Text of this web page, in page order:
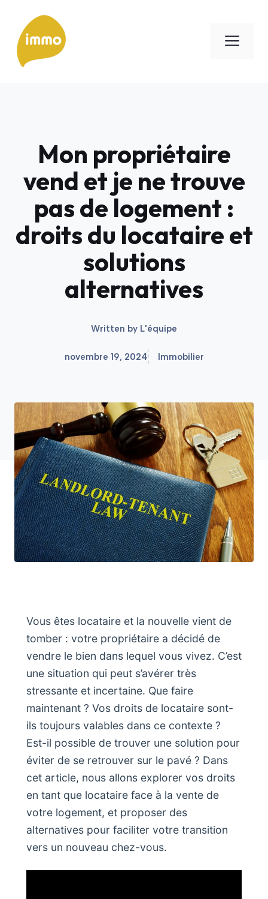
contenu
Mon propriétaire
vend et je ne trouve
pas de logement :
droits du locataire et
solutions
alternatives
Written by L'équipe
novembre 19, 2024 Immobilier
Vous êtes locataire et la nouvelle vient de
tomber : votre propriétaire a décidé de
vendre le bien dans lequel vous vivez. C’est
une situation qui peut s’avérer très
stressante et incertaine. Que faire
maintenant ? Vos droits de locataire sont-
ils toujours valables dans ce contexte ?
Est-il possible de trouver une solution pour
éviter de se retrouver sur le pavé ? Dans
cet article, nous allons explorer vos droits
en tant que locataire face à la vente de
votre logement, et proposer des
alternatives pour faciliter votre transition
vers un nouveau chez-vous.